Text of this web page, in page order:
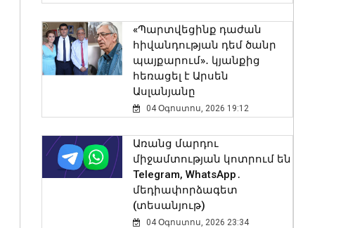
08 Օգոստոս, 2026 10:11
Արարատ Միրզոյանը 5-
օրյա արձակուրդում
կգտնվի
08 Օգոստոս, 2026 10:01
Վանաձորում բшխվել են
«Jeep Cherokee»-ն և «Toyota
Camry»-ն
07 Օգոստոս, 2026 23:54
«Պարտվեցինք դաժան
հիվանդության դեմ ծանր
պայքարում»․ կյանքից
հեռացել է Արսեն
Ասլանյանը
04 Օգոստոս, 2026 19:12
Առանց մարդու
միջամտության կոտրում են
Telegram, WhatsApp․
մեդիափորձագետ
(տեսանյութ)
04 Օգոստոս, 2026 23:34